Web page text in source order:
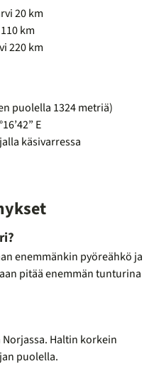
20 km
km
220 km
puolella 1324 metriä)
E
käsivarressa
enemmänkin pyöreähkö ja
pitää enemmän tunturina
Norjassa. Haltin korkein
puolella.